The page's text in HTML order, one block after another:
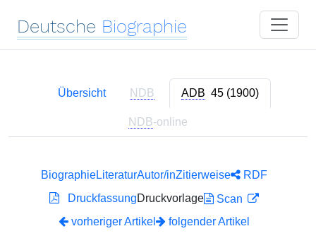
Deutsche Biographie
Übersicht NDB ADB 45 (1900)
NDB-online
BiographieLiteraturAutor/inZitierweise
RDF
DruckfassungDruckvorlage
Scan
vorheriger Artikel
folgender Artikel